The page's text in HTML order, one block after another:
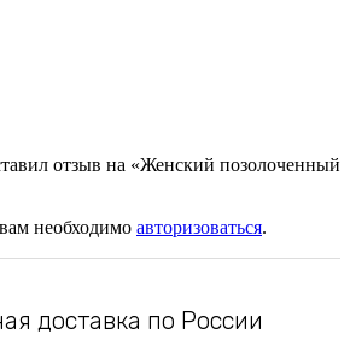
отзыв на «Женский позолоченный
необходимо авторизоваться.
доставка по России